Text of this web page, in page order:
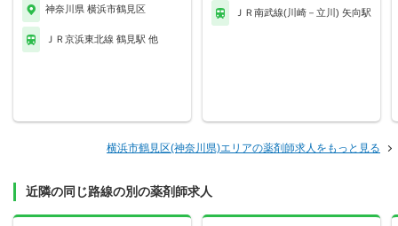
神奈川県 横浜市鶴見区
ＪＲ京浜東北線 鶴見駅 他
ＪＲ南武線(川崎－立川) 矢向駅
横浜市鶴見区(神奈川県)エリアの薬剤師求人をもっと見る
近隣の同じ路線の別の薬剤師求人